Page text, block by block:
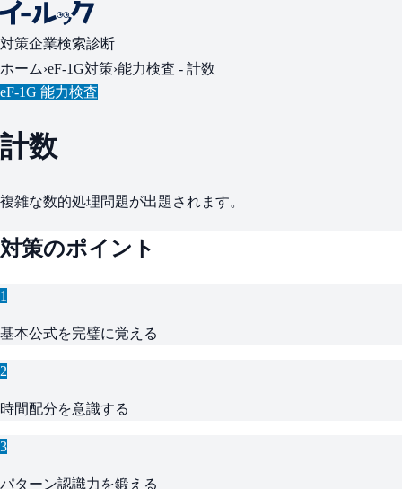
対策企業検索診断
ホーム›eF-1G対策›能力検査 - 計数
eF-1G 能力検査
計数
複雑な数的処理問題が出題されます。
対策のポイント
1
基本公式を完璧に覚える
2
時間配分を意識する
3
パターン認識力を鍛える